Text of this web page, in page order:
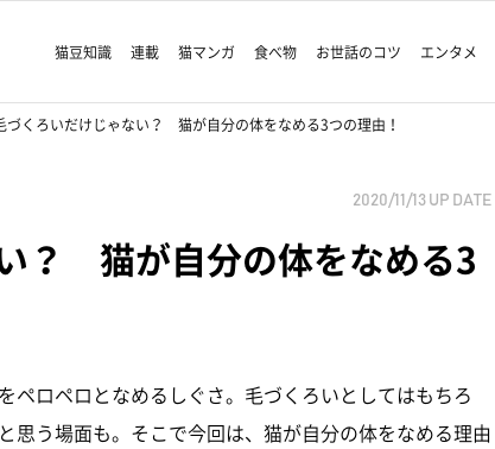
猫豆知識 連載 猫マンガ 食べ物 お世話のコツ エンタメ
づくろいだけじゃない？ 猫が自分の体をなめる3つの理由！
2020/11/13 UP DATE
？ 猫が自分の体をなめる3
ペロペロとなめるしぐさ。毛づくろいとしてはもちろ
思う場面も。そこで今回は、猫が自分の体をなめる理由